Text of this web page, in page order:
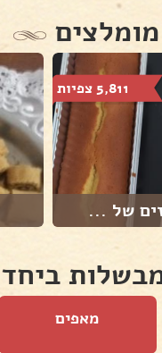
5,811 צפיות
של ...
ביחד
מאפים